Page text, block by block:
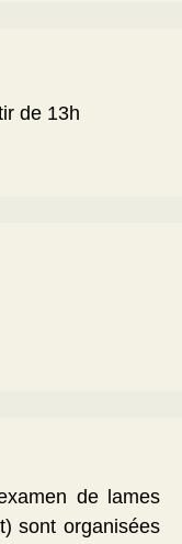
de 13h
de lames
sont organisées